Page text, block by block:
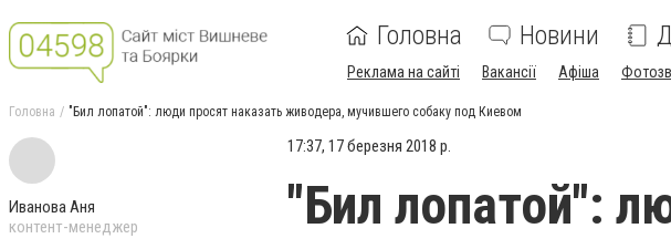
Головна Новини
Реклама на сайті Вакансії Афіша
Головна "Бил лопатой": люди просят наказать живодера, мучившего собаку под Киевом
Иванова Аня
контент-менеджер
17:37, 17 березня 2018 р.
"Бил лопатой":